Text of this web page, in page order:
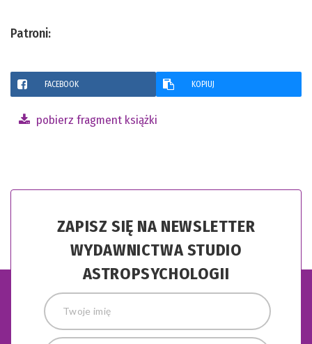
Patroni:
FACEBOOK KOPIUJ
pobierz fragment książki
ZAPISZ SIĘ NA NEWSLETTER
WYDAWNICTWA STUDIO
ASTROPSYCHOLOGII